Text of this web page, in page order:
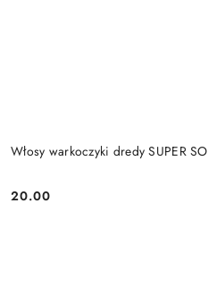
Włosy warkoczyki dredy SUPER
Cena:
20.00